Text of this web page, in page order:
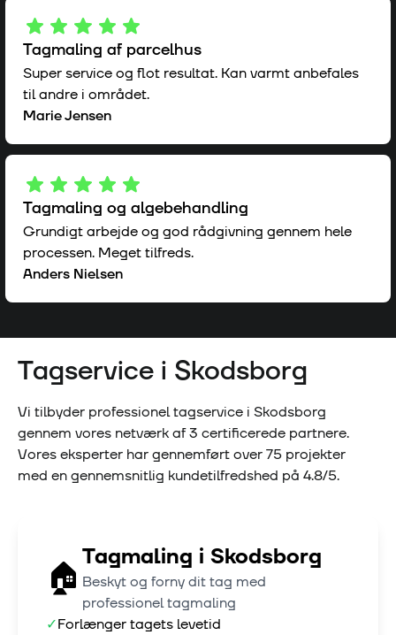
Tagmaling af parcelhus
Super service og flot resultat. Kan varmt anbefales
til andre i området.
Marie Jensen
Tagmaling og algebehandling
Grundigt arbejde og god rådgivning gennem hele
processen. Meget tilfreds.
Anders Nielsen
Tagservice i Skodsborg
Vi tilbyder professionel tagservice i Skodsborg
gennem vores netværk af3 certificerede partnere.
Vores eksperter har gennemført over75 projekter
med en gennemsnitlig kundetilfredshed på 4.8/5.
🏠 Tagmaling i Skodsborg
Beskyt og forny dit tag med
professionel tagmaling
✓Forlænger tagets levetid